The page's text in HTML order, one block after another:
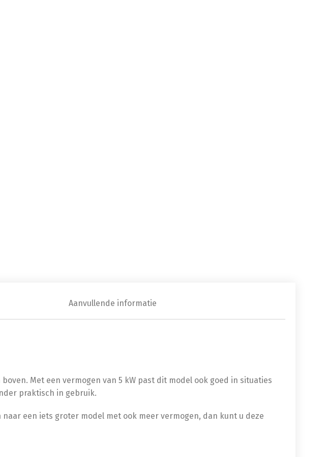
Aanvullende informatie
Met een vermogen van 5 kW past dit model ook goed in situaties
praktisch in gebruik.
naar een iets groter model met ook meer vermogen, dan kunt u deze